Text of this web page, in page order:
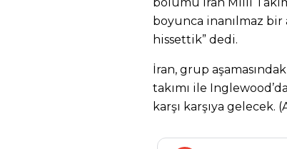
boyunca inanılmaz
hissettik” dedi.
İran, grup
takımı ile
karşı karşıya gelecek.